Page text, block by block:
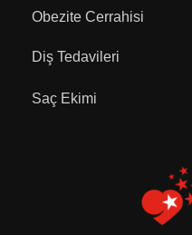
Obezite Cerrahisi
Diş Tedavileri
Saç Ekimi